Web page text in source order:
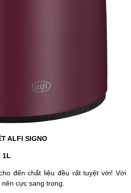
ALFI SIGNO
1L
đến chất liệu đều rất tuyệt vời! Với
cực sang trọng.